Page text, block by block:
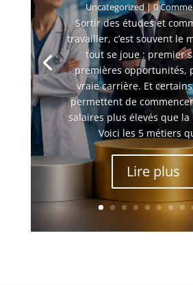
Uncategorized| 0
Sortir des études et
travailler, c’est souvent le
tout se joue : premier
premières opportunités,
vraie carrière. Et
permettent de
salaires plus élevés que la
Voici les 5 métiers
Lire plus